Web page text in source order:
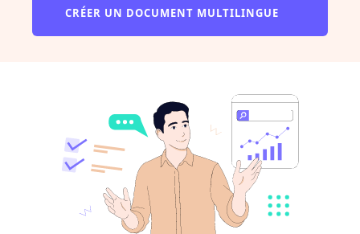
CRÉER UN DOCUMENT MULTILINGUE